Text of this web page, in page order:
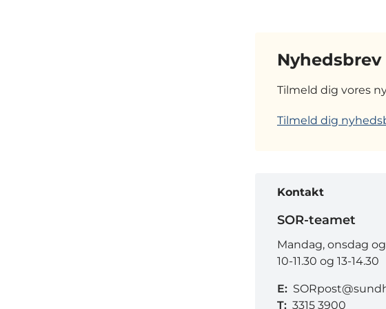
Nyhedsbrev
Tilmeld dig vores
Tilmeld dig
Kontakt
SOR-teamet
Mandag, onsdag
10-11.30 og 13-14.30
E:
T: 3315 3900